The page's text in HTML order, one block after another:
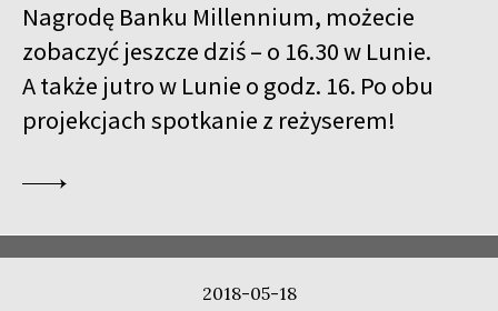
Nagrodę Banku Millennium, możecie
zobaczyć jeszcze dziś – o 16.30 w Lunie.
A także jutro w Lunie o godz. 16. Po obu
projekcjach spotkanie z reżyserem!
2018-05-18